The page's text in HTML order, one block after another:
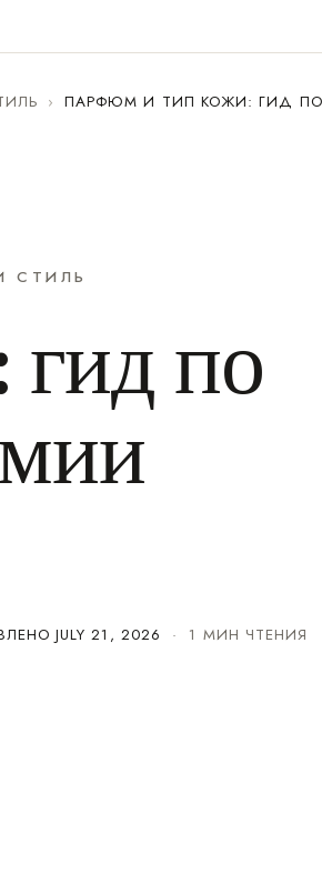
› ПАРФЮМ И ТИП КОЖИ: ГИД
СТИЛЬ
по
JULY 21, 2026 · 1 МИН ЧТЕНИЯ